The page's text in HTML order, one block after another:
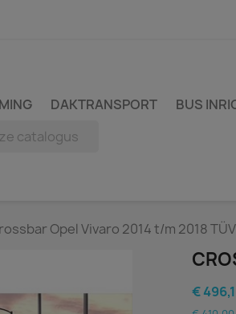
DAKTRANSPORT BUS
Opel Vivaro 2014 t/m 2018 TÜV
€